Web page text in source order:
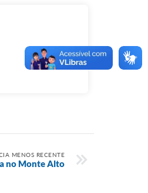
MENOS RECENTE
no Monte Alto